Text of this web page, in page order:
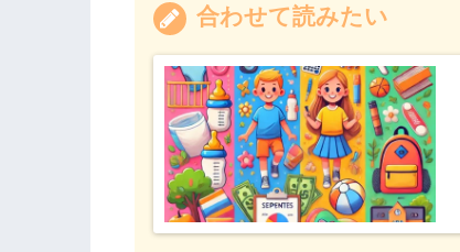
合わせて読みたい